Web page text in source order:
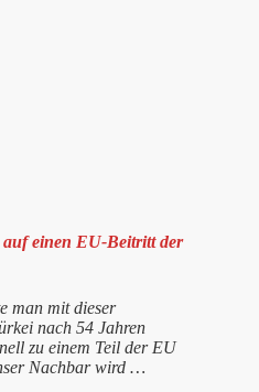
einen EU-Beitritt der
man mit dieser
nach 54 Jahren
zu einem Teil der EU
Nachbar wird …